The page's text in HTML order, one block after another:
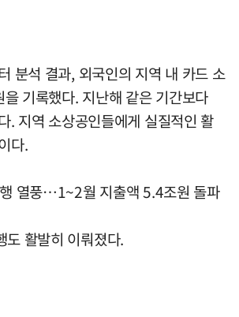
분석 결과, 외국인의 지역 내 카드 소
기록했다. 지난해 같은 기간보다
. 지역 소상공인들에게 실질적인 활
다.
열풍…1~2월 지출액 5.4조원 돌파
도 활발히 이뤄졌다.